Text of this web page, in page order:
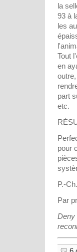
la
93 à
les
Tout
en
part
etc.
pour
P.-
Par
Deny